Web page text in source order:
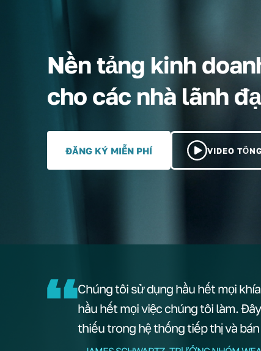
Nền tảng kinh
cho các nhà lãnh
ĐĂNG KÝ MIỄN PHÍ VIDEO
Chúng tôi sử dụng hầu hết mọi
hầu hết mọi việc chúng tôi làm.
thiếu trong hệ thống tiếp thị và